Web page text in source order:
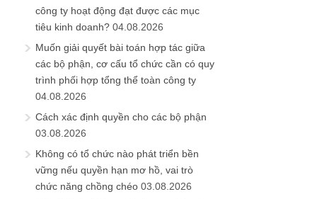
công ty hoạt động đạt được các mục
tiêu kinh doanh? 04.08.2026
Muốn giải quyết bài toán hợp tác giữa
các bộ phận, cơ cấu tổ chức cần có quy
trình phối hợp tổng thể toàn công ty
04.08.2026
Cách xác định quyền cho các bộ phận
03.08.2026
Không có tổ chức nào phát triển bền
vững nếu quyền hạn mơ hồ, vai trò
chức năng chồng chéo 03.08.2026